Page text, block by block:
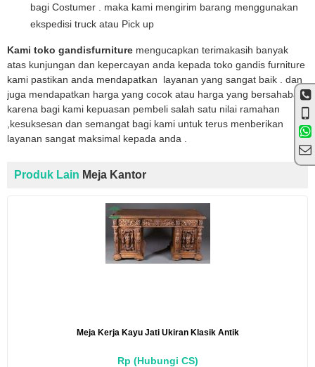
bagi Costumer . maka kami mengirim barang menggunakan
ekspedisi truck atau Pick up
Kami toko gandisfurniture mengucapkan terimakasih banyak
atas kunjungan dan kepercayan anda kepada toko gandis furniture
kami pastikan anda mendapatkan layanan yang sangat baik . dan
juga mendapatkan harga yang cocok atau harga yang bersahabat
karena bagi kami kepuasan pembeli salah satu nilai ramahan
,kesuksesan dan semangat bagi kami untuk terus menberikan
layanan sangat maksimal kepada anda .
Produk Lain Meja Kantor
Meja Kerja Kayu Jati Ukiran Klasik Antik
Rp (Hubungi CS)